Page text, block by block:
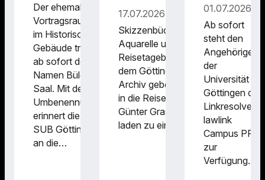
Der ehemalige
Vortragsraum
im Historischen
Gebäude trägt
ab sofort den
Namen Bülow-
Saal. Mit der
Umbenennung
erinnert die
SUB Göttingen
an die…
17.07.2026
Skizzenbücher,
Aquarelle und
Reisetagebücher aus
dem Göttinger Grass-
Archiv geben Einblicke
in die Reisen von
Günter Grass und
laden zu einer…
01.07.2026
Ab sofort
steht den
Angehörigen
der
Universität
Göttingen der
Linkresolver
lawlink
Campus PRO
zur
Verfügung.